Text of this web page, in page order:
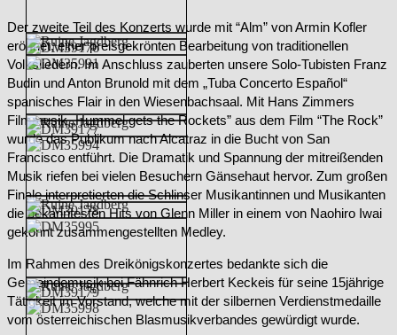
Der zweite Teil des Konzerts wurde mit “Alm” von Armin Kofler
eröffnet, einer preisgekrönten Bearbeitung von traditionellen
Volksliedern. Im Anschluss zauberten unsere Solo-Tubisten Franz
Budin und Anton Brunold mit dem „Tuba Concerto Español“
spanisches Flair in den Wiesenbachsaal. Mit Hans Zimmers
Filmmusik „Hummel gets the Rockets” aus dem Film “The Rock”
wurde das Publikum nach Alcatraz in die Bucht von San
Francisco entführt. Die Dramatik und Spannung der mitreißenden
Musik riefen bei vielen Besuchern Gänsehaut hervor. Zum großen
Finale interpretierten die Schlinser Musikantinnen und Musikanten
die bekanntesten Hits von Glenn Miller in einem von Naohiro Iwai
gekonnt zusammengestellten Medley.
Im Rahmen des Dreikönigskonzertes bedankte sich die
Gemeindemusik bei Fähnrich Herbert Keckeis für seine 15jährige
Tätigkeit im Vorstand, welche mit der silbernen Verdienstmedaille
vom österreichischen Blasmusikverbandes gewürdigt wurde.